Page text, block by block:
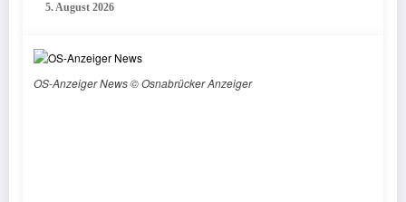
5. August 2026
OS-Anzeiger News © Osnabrücker Anzeiger